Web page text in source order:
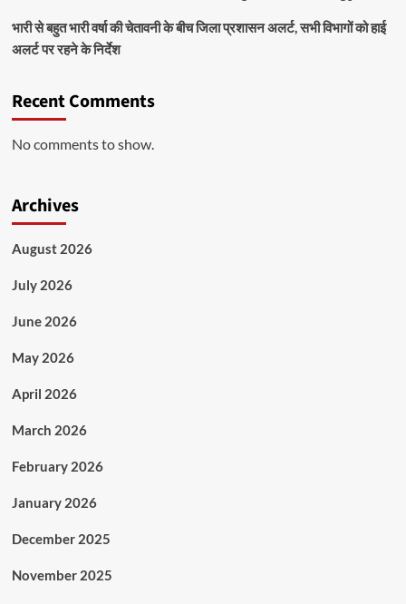
भारी से बहुत भारी वर्षा की चेतावनी के बीच जिला प्रशासन अलर्ट, सभी विभागों को हाई
अलर्ट पर रहने के निर्देश
Recent Comments
No comments to show.
Archives
August 2026
July 2026
June 2026
May 2026
April 2026
March 2026
February 2026
January 2026
December 2025
November 2025